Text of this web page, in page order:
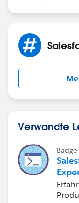
Verwandte
Badge